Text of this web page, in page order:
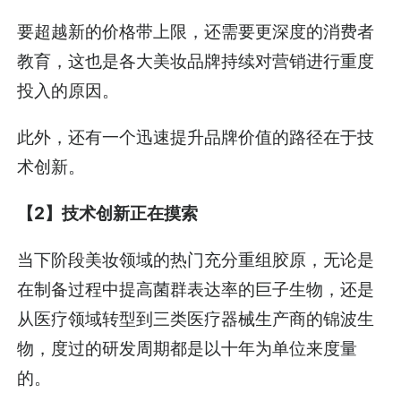
要超越新的价格带上限，还需要更深度的消费者
教育，这也是各大美妆品牌持续对营销进行重度
投入的原因。
此外，还有一个迅速提升品牌价值的路径在于技
术创新。
【2】技术创新正在摸索
当下阶段美妆领域的热门充分重组胶原，无论是
在制备过程中提高菌群表达率的巨子生物，还是
从医疗领域转型到三类医疗器械生产商的锦波生
物，度过的研发周期都是以十年为单位来度量
的。